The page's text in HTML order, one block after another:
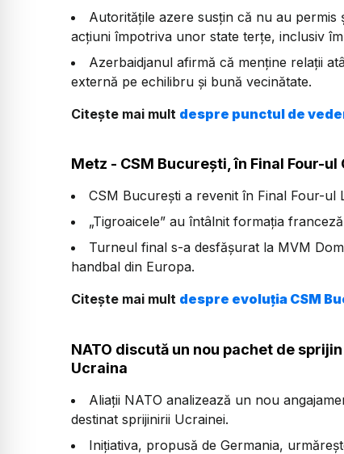
Autoritățile azere susțin că nu au
acțiuni împotriva unor state terțe, inclusiv
Azerbaidjanul afirmă că menține relații
externă pe echilibru și bună vecinătate.
Citește mai mult despre punctul de
Metz - CSM București, în Final Four-ul
CSM București a revenit în Final Four-ul
„Tigroaicele” au întâlnit formația
Turneul final s-a desfășurat la MVM
handbal din Europa.
Citește mai mult despre evoluția CSM
NATO discută un nou pachet de
Ucraina
Aliații NATO analizează un nou
destinat sprijinirii Ucrainei.
Inițiativa, propusă de Germania,